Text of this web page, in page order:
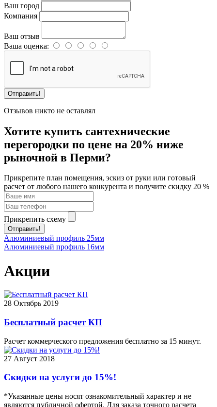
Ваш город
Компания
Ваш отзыв
Ваша оценка:
Отправить!
Отзывов никто не оставлял
Хотите купить сантехнические
перегородки по цене на 20% ниже
рыночной в Перми?
Прикрепите план помещения, эскиз от руки или готовый
расчет от любого нашего конкурента и получите скидку 20 %
Прикрепить схему
Отправить!
Алюминиевый профиль 25мм
Алюминиевый профиль 16мм
Акции
28 Октябрь 2019
Бесплатный расчет КП
Расчет коммерческого предложения бесплатно за 15 минут.
27 Август 2018
Скидки на услуги до 15%!
*Указанные цены носят ознакомительный характер и не
являются публичной офертой. Для заказа точного расчета